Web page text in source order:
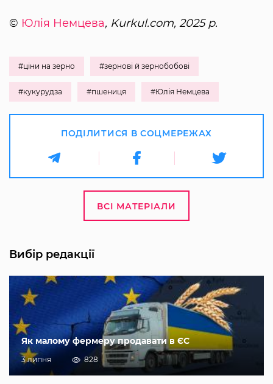
© Юлія Немцева, Kurkul.com, 2025 р.
#ціни на зерно #зернові й зернобобові
#кукурудза #пшениця #Юлія Немцева
ПОДІЛИТИСЯ В СОЦМЕРЕЖАХ
ВСІ МАТЕРІАЛИ
Вибір редакції
Як малому фермеру продавати в ЄС
3 липня 828